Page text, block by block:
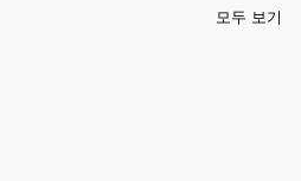
모두 보기